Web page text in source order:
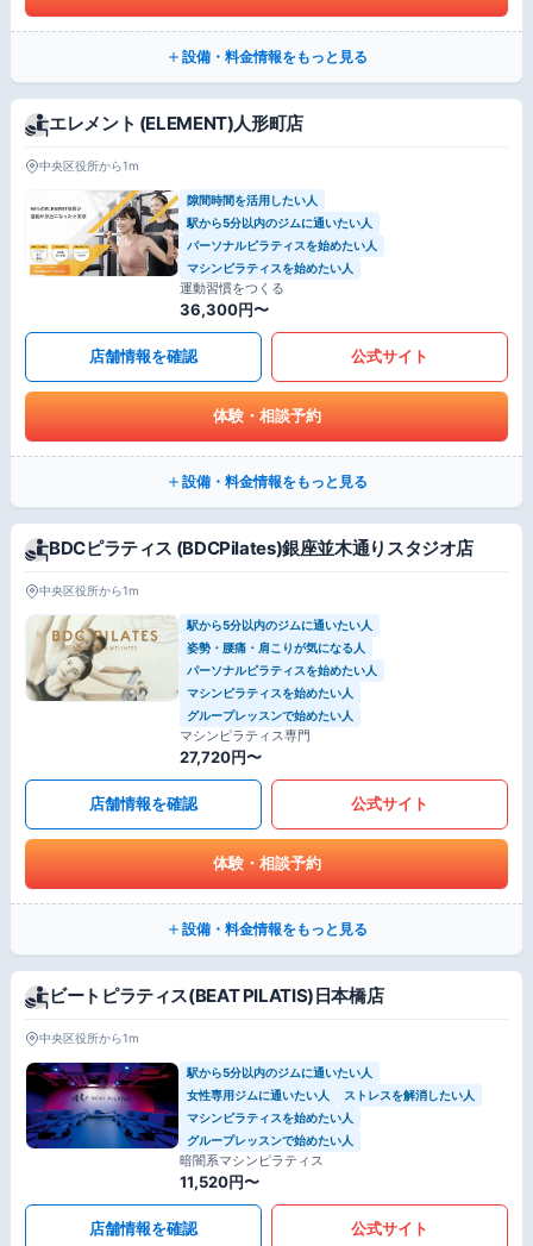
設備・料金情報をもっと見る
エレメント (ELEMENT)人形町店
中央区役所から1m
隙間時間を活用したい人
駅から5分以内のジムに通いたい人
パーソナルピラティスを始めたい人
マシンピラティスを始めたい人
運動習慣をつくる
36,300円〜
店舗情報を確認 公式サイト
体験・相談予約
設備・料金情報をもっと見る
BDCピラティス (BDCPilates)銀座並木通りスタジオ店
中央区役所から1m
駅から5分以内のジムに通いたい人
姿勢・腰痛・肩こりが気になる人
パーソナルピラティスを始めたい人
マシンピラティスを始めたい人
グループレッスンで始めたい人
マシンピラティス専門
27,720円〜
店舗情報を確認 公式サイト
体験・相談予約
設備・料金情報をもっと見る
ビートピラティス(BEAT PILATIS)日本橋店
中央区役所から1m
駅から5分以内のジムに通いたい人
女性専用ジムに通いたい人
ストレスを解消したい人
マシンピラティスを始めたい人
グループレッスンで始めたい人
暗闇系マシンピラティス
11,520円〜
店舗情報を確認 公式サイト